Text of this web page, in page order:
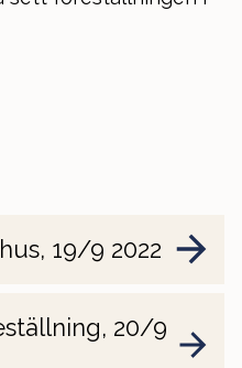
19/9 2022
20/9